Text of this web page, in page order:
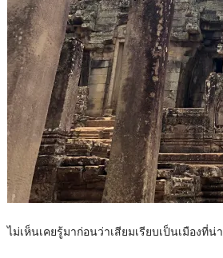
ไม่เห็นเคยรู้มาก่อนว่าเสียมเรียบเป็นเมืองที่